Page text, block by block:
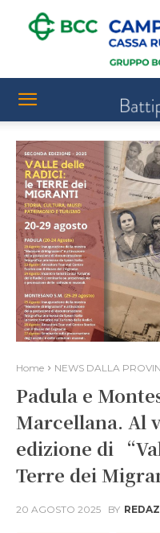
Home NEWS DALLA
Padula e
Marcellana. Al
edizione di
Terre dei
20 AGOSTO 2025 BY